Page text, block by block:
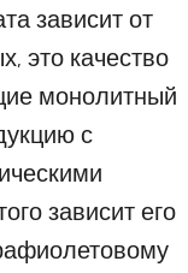
зависит от
это качество
монолитный
с
зависит его